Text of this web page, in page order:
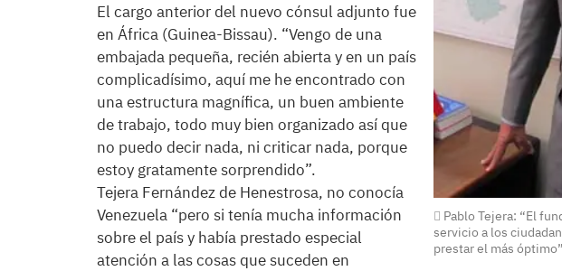
Pablo Tejera: “El
servicio a los
prestar el más
El cargo anterior del nuevo cónsul adjunto fue
en África (Guinea-Bissau). “Vengo de una
embajada pequeña, recién abierta y en un país
complicadísimo, aquí me he encontrado con
una estructura magnífica, un buen ambiente
de trabajo, todo muy bien organizado así que
no puedo decir nada, ni criticar nada, porque
estoy gratamente sorprendido”.
Tejera Fernández de Henestrosa, no conocía
Venezuela “pero si tenía mucha información
sobre el país y había prestado especial
atención a las cosas que suceden en